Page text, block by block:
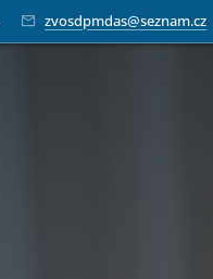
zvosdpmdas@seznam.cz